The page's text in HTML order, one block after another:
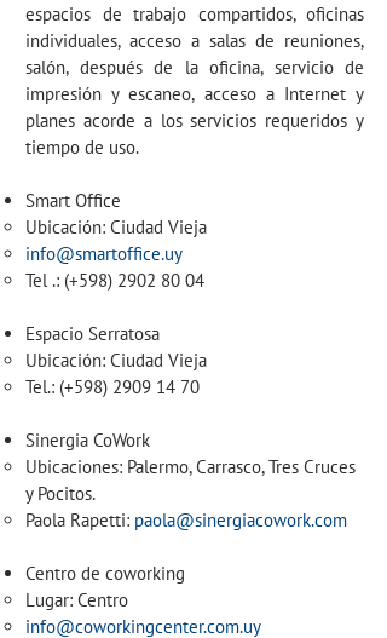
espacios de trabajo compartidos, oficinas
individuales, acceso a salas de reuniones,
salón, después de la oficina, servicio de
impresión y escaneo, acceso a Internet y
planes acorde a los servicios requeridos y
tiempo de uso.
Smart Office
Ubicación: Ciudad Vieja
info@smartoffice.uy
Tel .: (+598) 2902 80 04
Espacio Serratosa
Ubicación: Ciudad Vieja
Tel.: (+598) 2909 14 70
Sinergia CoWork
Ubicaciones: Palermo, Carrasco, Tres Cruces
y Pocitos.
Paola Rapetti: paola@sinergiacowork.com
Centro de coworking
Lugar: Centro
info@coworkingcenter.com.uy